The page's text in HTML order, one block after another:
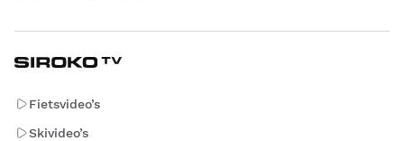
Fietsvideo’s
Skivideo’s